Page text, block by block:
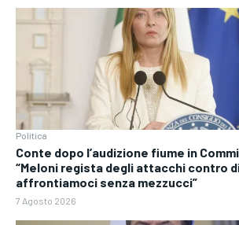
Politica
Conte dopo l’audizione fiume in
“Meloni regista degli attacchi contro
affrontiamoci senza mezzucci”
7 Agosto 2026